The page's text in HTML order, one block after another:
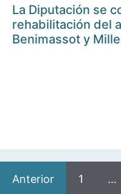
La Diputación se
rehabilitación del
Benimassot y
Anterior 1 …